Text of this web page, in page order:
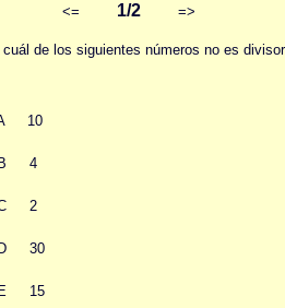
<= 1/2 =>
cuál de los siguientes números no es
10
4
2
30
15